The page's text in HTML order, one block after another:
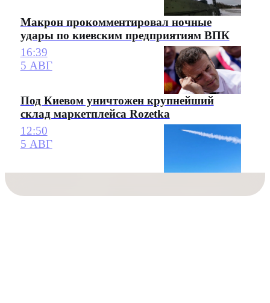
Макрон прокомментировал ночные
удары по киевским предприятиям ВПК
16:39
5 АВГ
Под Киевом уничтожен крупнейший
склад маркетплейса Rozetka
12:50
5 АВГ